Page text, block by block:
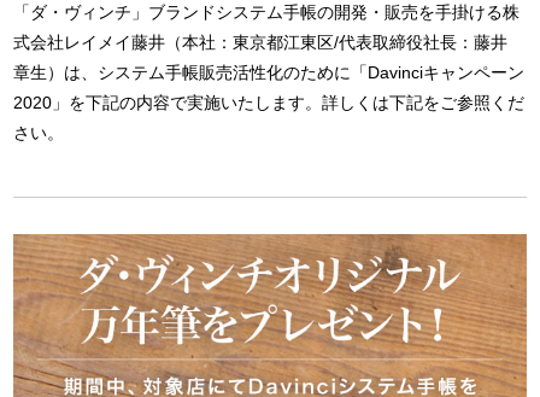
「ダ・ヴィンチ」ブランドシステム手帳の開発・販売を手掛ける株
式会社レイメイ藤井（本社：東京都江東区/代表取締役社長：藤井
章生）は、システム手帳販売活性化のために「Davinciキャンペーン
2020」を下記の内容で実施いたします。詳しくは下記をご参照くだ
さい。